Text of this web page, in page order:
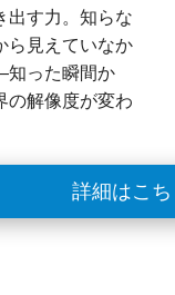
出す力。知らな
ら見えていなか
った瞬間か
の解像度が変わ
詳細はこ